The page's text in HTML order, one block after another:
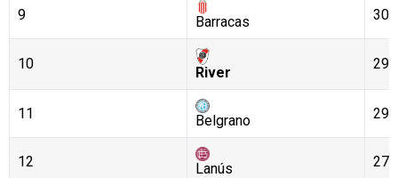
9 Barracas 30
10
River
29
11 Belgrano 29
12 Lanús 27